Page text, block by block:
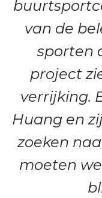
van de
sporten
project
verrijking.
Huang en
zoeken
moeten